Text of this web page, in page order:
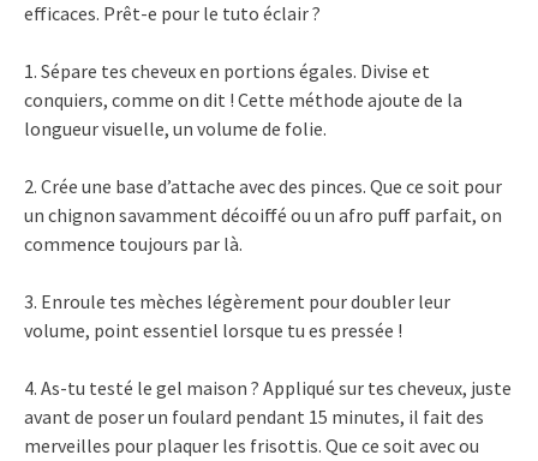
efficaces. Prêt-e pour le tuto éclair ?
1. Sépare tes cheveux en portions égales. Divise et
conquiers, comme on dit ! Cette méthode ajoute de la
longueur visuelle, un volume de folie.
2. Crée une base d’attache avec des pinces. Que ce soit pour
un chignon savamment décoiffé ou un afro puff parfait, on
commence toujours par là.
3. Enroule tes mèches légèrement pour doubler leur
volume, point essentiel lorsque tu es pressée !
4. As-tu testé le gel maison ? Appliqué sur tes cheveux, juste
avant de poser un foulard pendant 15 minutes, il fait des
merveilles pour plaquer les frisottis. Que ce soit avec ou